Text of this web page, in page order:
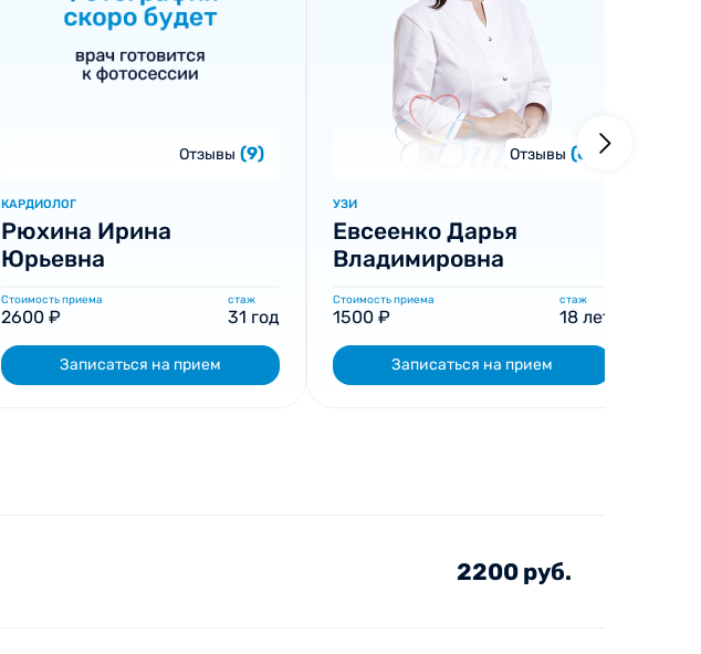
Отзывы (9)
КАРДИОЛОГ
Рюхина Ирина
Юрьевна
Стоимость приема
2600 ₽
стаж
31 год
Записаться на прием
Отзывы (8)
УЗИ
Евсеенко Дарья
Владимировна
Стоимость приема
1500 ₽
стаж
18 лет
Записаться на прием
2200 руб.